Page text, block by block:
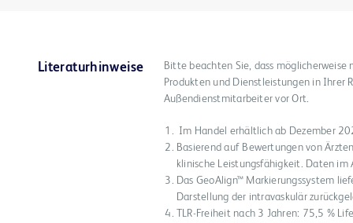
Literaturhinweise
Bitte beachten Sie, dass
Produkten und Dienstleistungen in Ihrer
Außendienstmitarbeiter vor Ort.
Im Handel erhältlich ab Dezember
Basierend auf Bewertungen von
klinische Leistungsfähigkeit. Daten im
Das GeoAlign™ Markierungssystem
Darstellung der intravaskulär
TLR-Freiheit nach 3 Jahren: 75,5 %